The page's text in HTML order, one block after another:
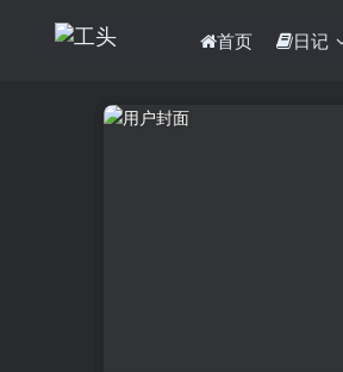
首页 日记